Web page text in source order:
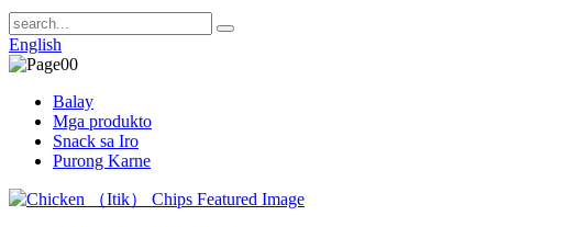
English
Balay
Mga produkto
Snack sa Iro
Purong Karne